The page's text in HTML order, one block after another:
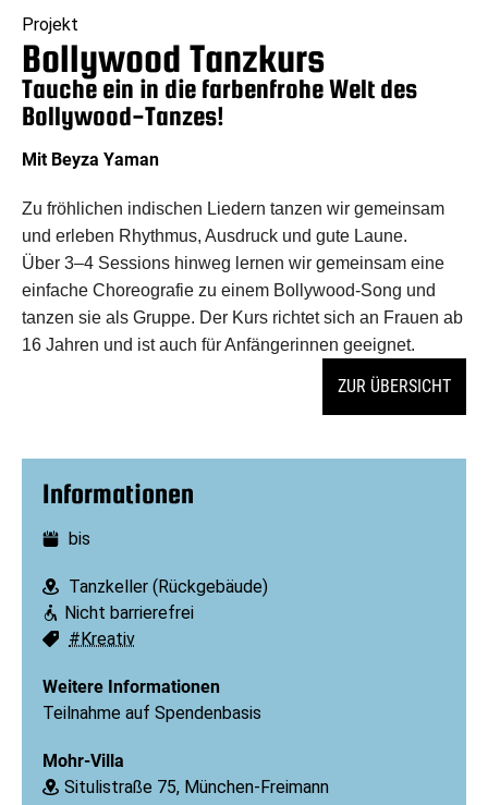
Projekt
Bollywood Tanzkurs
Tauche ein in die farbenfrohe Welt des
Bollywood-Tanzes!
Mit Beyza Yaman
Zu fröhlichen indischen Liedern tanzen wir gemeinsam
und erleben Rhythmus, Ausdruck und gute Laune.
Über 3–4 Sessions hinweg lernen wir gemeinsam eine
einfache Choreografie zu einem Bollywood-Song und
tanzen sie als Gruppe. Der Kurs richtet sich an Frauen ab
16 Jahren und ist auch für Anfängerinnen geeignet.
ZUR ÜBERSICHT
Informationen
Datum:
bis
Ort:
Tanzkeller (Rückgebäude)
Barrierefreiheit:
Nicht barrierefrei
Schlagworte:
#Kreativ
Weitere Informationen
Teilnahme auf Spendenbasis
Mohr-Villa
Ort:
Situlistraße 75, München-Freimann